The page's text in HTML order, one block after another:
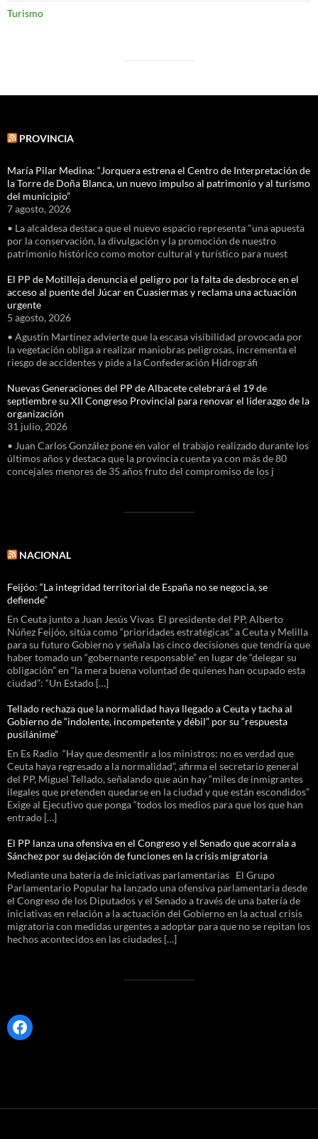
Turismo
PROVINCIA
María Pilar Medina: “Jorquera estrena el Centro de Interpretación de
la Torre de Doña Blanca, un nuevo impulso al patrimonio y al turismo
del municipio”
7 agosto, 2026
• La alcaldesa destaca que el nuevo espacio representa "una apuesta
por la conservación, la divulgación y la promoción de nuestro
patrimonio histórico como motor cultural y turístico para nuest
El PP de Motilleja denuncia el peligro por la falta de desbroce en el
acceso al puente del Júcar en Cuasiermas y reclama una actuación
urgente
5 agosto, 2026
• Agustín Martínez advierte que la escasa visibilidad provocada por
la vegetación obliga a realizar maniobras peligrosas, incrementa el
riesgo de accidentes y pide a la Confederación Hidrográfi
Nuevas Generaciones del PP de Albacete celebrará el 19 de
septiembre su XII Congreso Provincial para renovar el liderazgo de la
organización
31 julio, 2026
• Juan Carlos González pone en valor el trabajo realizado durante los
últimos años y destaca que la provincia cuenta ya con más de 80
concejales menores de 35 años fruto del compromiso de los j
NACIONAL
Feijóo: “La integridad territorial de España no se negocia, se
defiende”
En Ceuta junto a Juan Jesús Vivas El presidente del PP, Alberto
Núñez Feijóo, sitúa como “prioridades estratégicas” a Ceuta y Melilla
para su futuro Gobierno y señala las cinco decisiones que tendría que
haber tomado un “gobernante responsable” en lugar de “delegar su
obligación” en “la mera buena voluntad de quienes han ocupado esta
ciudad”: “Un Estado […]
Tellado rechaza que la normalidad haya llegado a Ceuta y tacha al
Gobierno de “indolente, incompetente y débil” por su “respuesta
pusilánime”
En Es Radio “Hay que desmentir a los ministros: no es verdad que
Ceuta haya regresado a la normalidad”, afirma el secretario general
del PP, Miguel Tellado, señalando que aún hay “miles de inmigrantes
ilegales que pretenden quedarse en la ciudad y que están escondidos”
Exige al Ejecutivo que ponga “todos los medios para que los que han
entrado […]
El PP lanza una ofensiva en el Congreso y el Senado que acorrala a
Sánchez por su dejación de funciones en la crisis migratoria
Mediante una batería de iniciativas parlamentarias El Grupo
Parlamentario Popular ha lanzado una ofensiva parlamentaria desde
el Congreso de los Diputados y el Senado a través de una batería de
iniciativas en relación a la actuación del Gobierno en la actual crisis
migratoria con medidas urgentes a adoptar para que no se repitan los
hechos acontecidos en las ciudades […]
Facebook